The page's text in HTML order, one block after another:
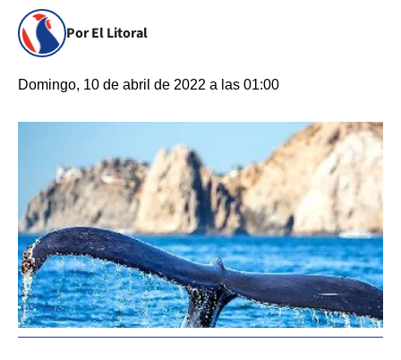
Por El Litoral
Domingo, 10 de abril de 2022 a las 01:00